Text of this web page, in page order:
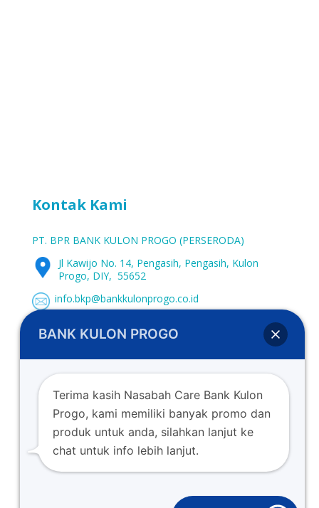
Kontak Kami
PT. BPR BANK KULON PROGO (PERSERODA)
Jl Kawijo No. 14, Pengasih, Pengasih, Kulon
Progo, DIY, 55652
info.bkp@bankkulonprogo.co.id
Berizin dan diawasi oleh OJK (Otoritas Jasa Keuangan)
BANK KULON PROGO
Terima kasih Nasabah Care Bank Kulon
Progo, kami memiliki banyak promo dan
produk untuk anda, silahkan lanjut ke
chat untuk info lebih lanjut.